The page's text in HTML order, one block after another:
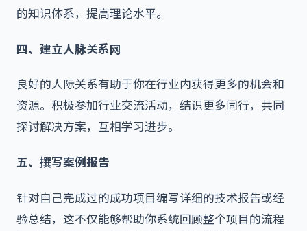
的知识体系，提高理论水平。
四、建立人脉关系网
良好的人际关系有助于你在行业内获得更多的机会和
资源。积极参加行业交流活动，结识更多同行，共同
探讨解决方案，互相学习进步。
五、撰写案例报告
针对自己完成过的成功项目编写详细的技术报告或经
验总结，这不仅能够帮助你系统回顾整个项目的流程